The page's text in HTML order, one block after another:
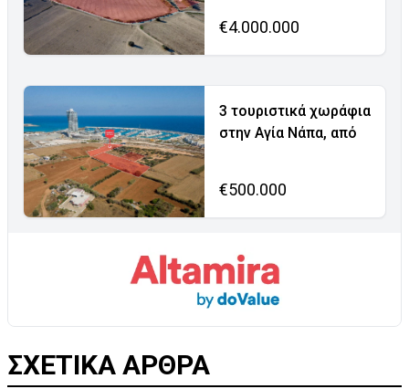
€4.000.000
3 τουριστικά χωράφια
στην Αγία Νάπα, από
€500.000
ΣΧΕΤΙΚΑ ΑΡΘΡΑ